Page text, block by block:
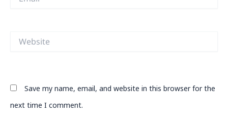
Website
Save my name, email, and website in this browser for the
next time I comment.